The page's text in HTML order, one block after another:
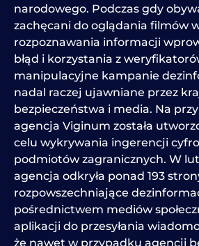
narodowego. Podczas gdy
zachęcani do oglądania filmów
rozpoznawania informacji
błąd i korzystania z
manipulacyjne kampanie
nadal raczej ujawniane przez
bezpieczeństwa i media. Na
agencja Viginum została
celu wykrywania ingerencji
podmiotów zagranicznych. W
agencja odkryła ponad 193
rozpowszechniające
pośrednictwem mediów
aplikacji do przesyłania
że nawet w przypadku agencji